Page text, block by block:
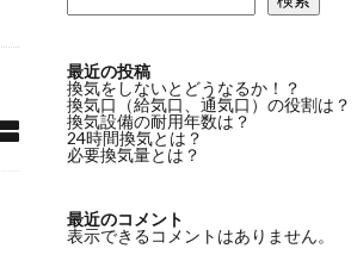
最近の投稿
換気をしないとどうなるか！？
換気口（給気口、通気口）の役割は？
換気設備の耐用年数は？
24時間換気とは？
必要換気量とは？
最近のコメント
表示できるコメントはありません。